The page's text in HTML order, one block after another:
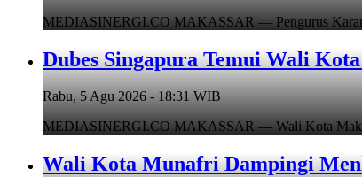
MEDIASINERGI.CO MAKASSAR — Pengurus
Dubes Singapura Temui Wali
Rabu, 5 Agu 2026 - 18:31 WIB
MEDIASINERGI.CO MAKASSAR — Wali Kota
Wali Kota Munafri Dampingi